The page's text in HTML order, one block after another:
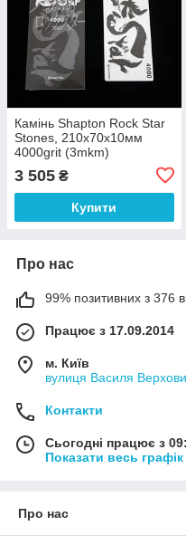
Камінь Shapton Rock Star
Stones, 210х70х10мм
4000grit (3mkm)
3 505 ₴
Купити
Про нас
99% позитивних з 376
Працює з 17.09.2014
м. Київ
вулиця Василя
Контакти
Сьогодні працює з
Показати весь
Про нас